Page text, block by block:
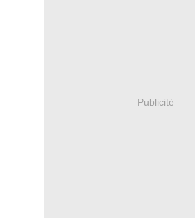
Publicité